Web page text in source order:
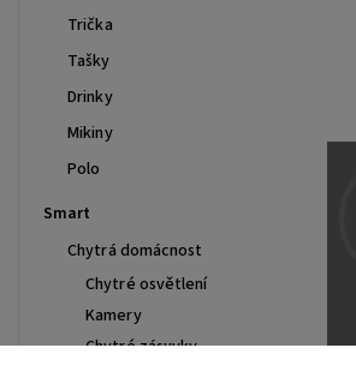
Trička
Tašky
Drinky
Mikiny
Polo
Smart
Chytrá domácnost
Chytré osvětlení
Kamery
Chytré zásuvky